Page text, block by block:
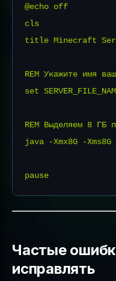
@echo off
cls
title Minecraft
REM Укажите имя
set
REM Выделяем 8 ГБ
java -Xmx8G -
Частые
исправлять